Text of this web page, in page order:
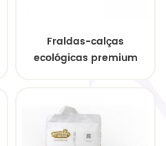
Fraldas-calças
ecológicas premium
personalizadas e de
marca própria